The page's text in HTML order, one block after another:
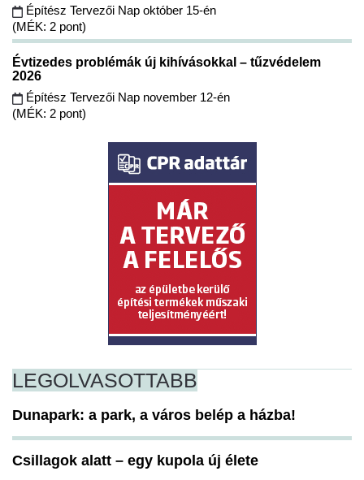
Építész Tervezői Nap október 15-én
(MÉK: 2 pont)
Évtizedes problémák új kihívásokkal – tűzvédelem
2026
Építész Tervezői Nap november 12-én
(MÉK: 2 pont)
LEGOLVASOTTABB
Dunapark: a park, a város belép a házba!
Csillagok alatt – egy kupola új élete